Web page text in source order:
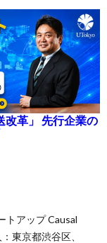
改革」 先行企業の
トアップ Causal
東京都渋谷区、